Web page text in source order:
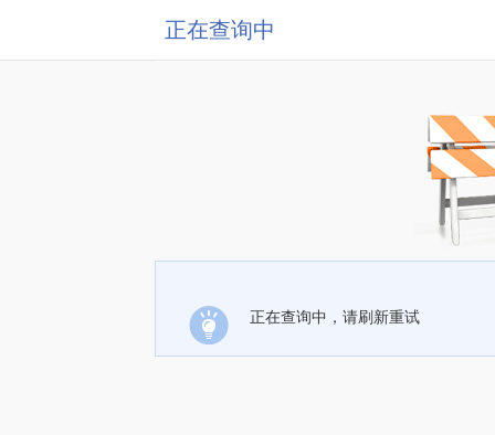
正在查询中
正在查询中，请刷新重试